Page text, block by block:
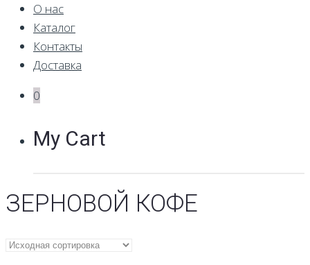
О нас
Каталог
Контакты
Доставка
0
My Cart
ЗЕРНОВОЙ КОФЕ